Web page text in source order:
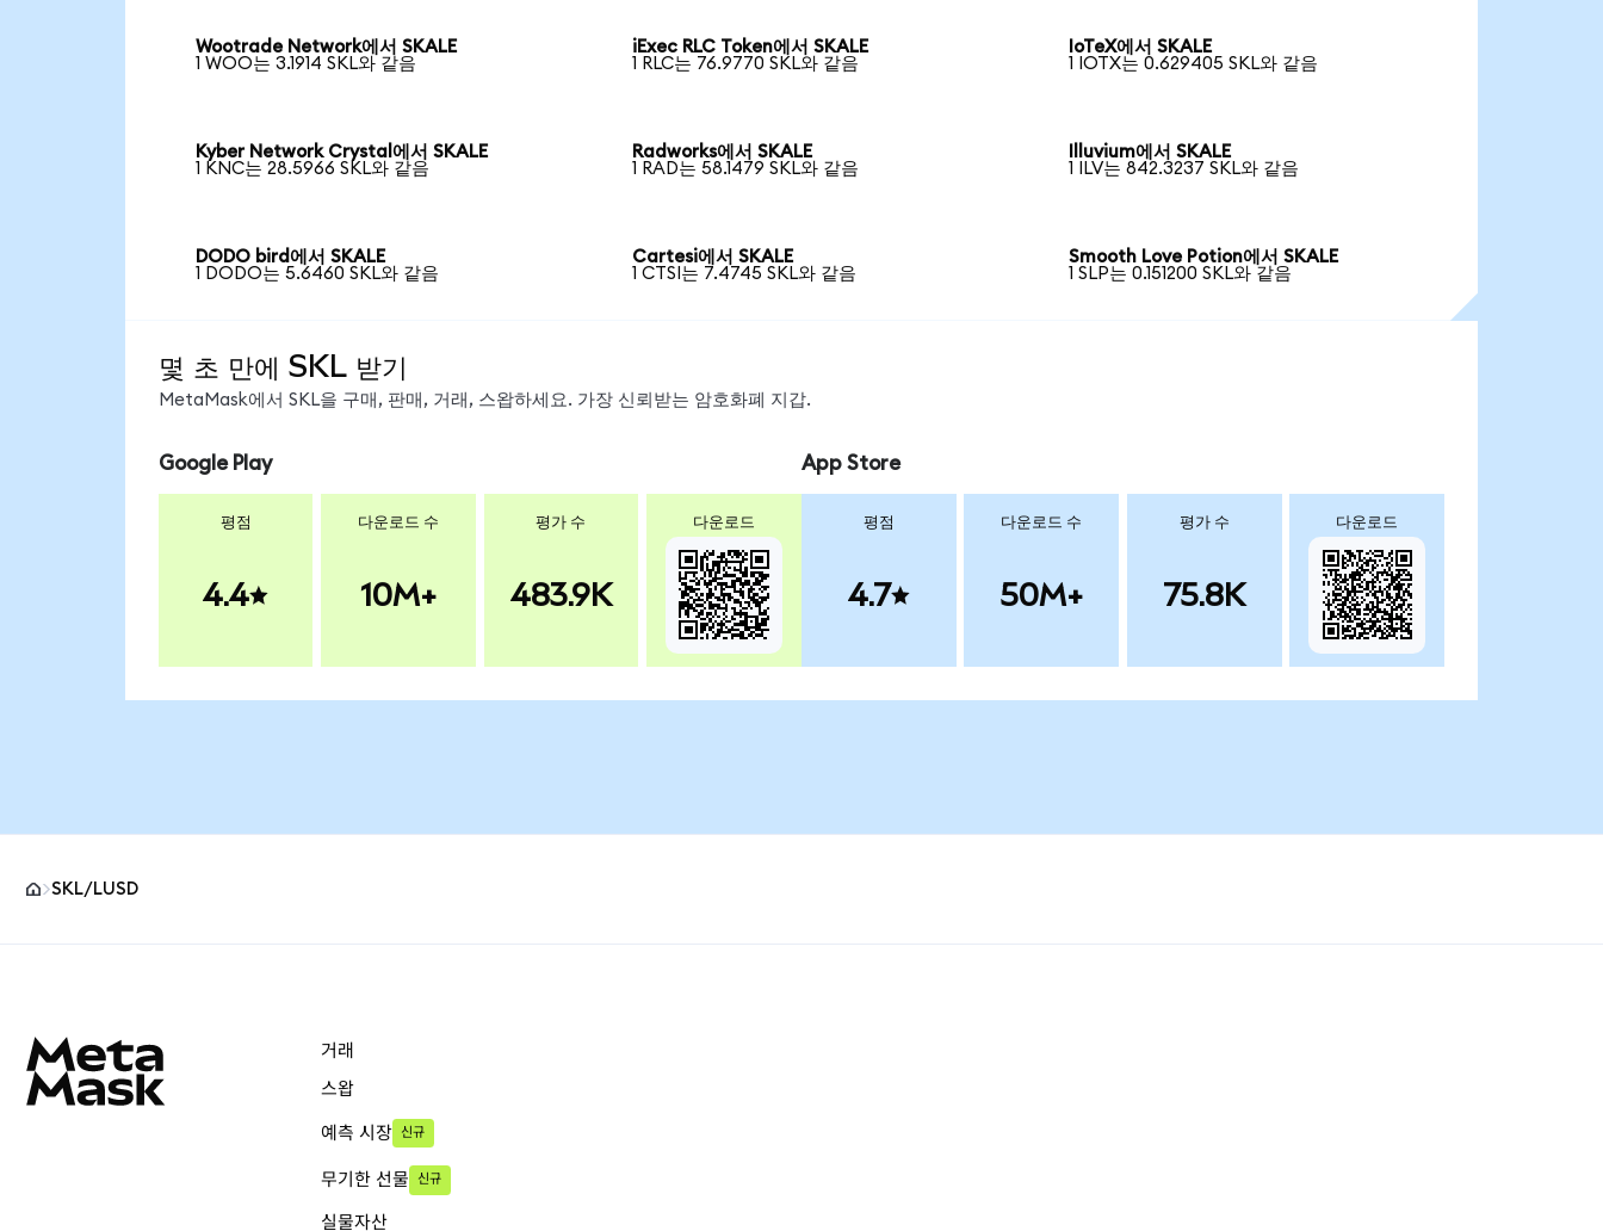
Wootrade Network에서 SKALE
1 WOO는 3.1914 SKL와 같음
iExec RLC Token에서 SKALE
1 RLC는 76.9770 SKL와 같음
IoTeX에서 SKALE
1 IOTX는 0.629405 SKL와 같음
Kyber Network Crystal에서 SKALE
1 KNC는 28.5966 SKL와 같음
Radworks에서 SKALE
1 RAD는 58.1479 SKL와 같음
Illuvium에서 SKALE
1 ILV는 842.3237 SKL와 같음
DODO bird에서 SKALE
1 DODO는 5.6460 SKL와 같음
Cartesi에서 SKALE
1 CTSI는 7.4745 SKL와 같음
Smooth Love Potion에서 SKALE
1 SLP는 0.151200 SKL와 같음
몇 초 만에 SKL 받기
MetaMask에서 SKL을 구매, 판매, 거래, 스왑하세요. 가장 신뢰받는 암호화폐 지갑.
Google Play
평점
4.4
다운로드 수
10M+
평가 수
483.9K
다운로드
App Store
평점
4.7
다운로드 수
50M+
평가 수
75.8K
다운로드
SKL/LUSD
거래
스왑
예측 시장 신규
무기한 선물 신규
실물자산